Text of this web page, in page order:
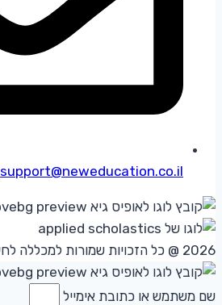
support@neweducation.co.il
2026 @ כל הזכויות שמורות למכללה לחינוך חדש
שם משתמש או כתובת אימייל